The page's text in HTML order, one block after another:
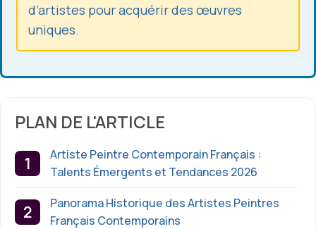
d’artistes pour acquérir des œuvres
uniques.
PLAN DE L'ARTICLE
Artiste Peintre Contemporain Français :
Talents Émergents et Tendances 2026
Panorama Historique des Artistes Peintres
Français Contemporains